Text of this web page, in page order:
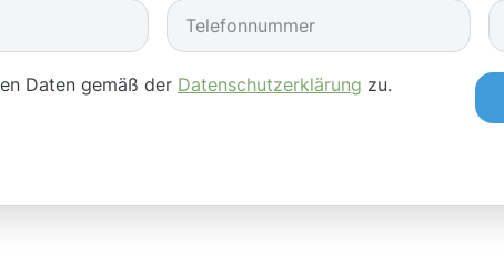
Daten gemäß der Datenschutzerklärung zu.